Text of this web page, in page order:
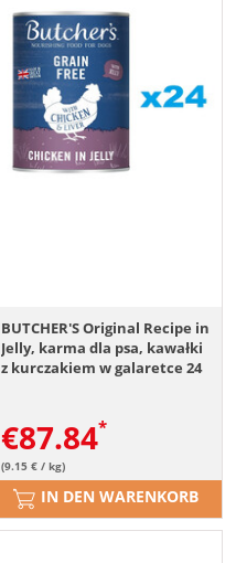
BUTCHER'S Original Recipe in
Jelly, karma dla psa, kawałki
z kurczakiem w galaretce 24
€87.84
(9.15 € / kg)
IN DEN WARENKORB